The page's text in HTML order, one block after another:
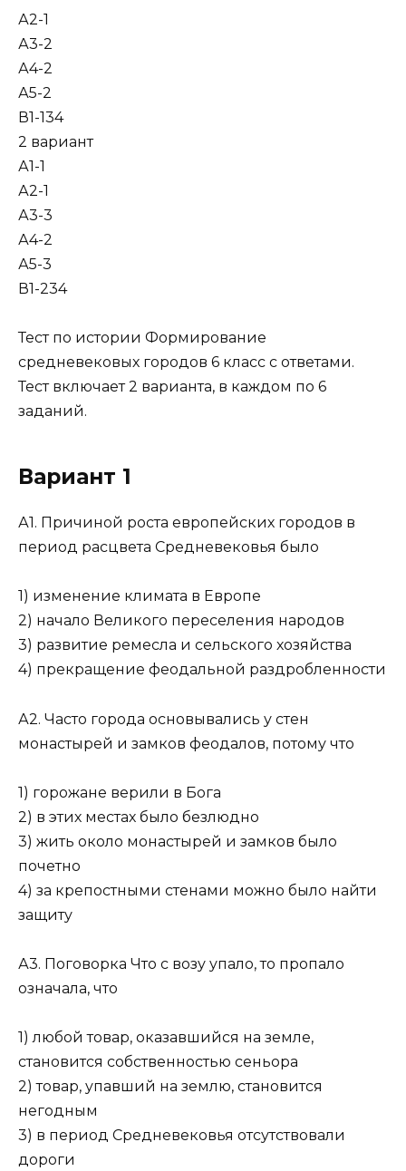
А2-1
А3-2
А4-2
А5-2
В1-134
2 вариант
А1-1
А2-1
А3-3
А4-2
А5-3
В1-234
Тест по истории Формирование
средневековых городов 6 класс с ответами.
Тест включает 2 варианта, в каждом по 6
заданий.
Вариант 1
А1. Причиной роста европейских городов в
период расцвета Средневековья было
1) изменение климата в Европе
2) начало Великого переселения народов
3) развитие ремесла и сельского хозяйства
4) прекращение феодальной раздробленности
А2. Часто города основывались у стен
монастырей и замков феодалов, потому что
1) горожане верили в Бога
2) в этих местах было безлюдно
3) жить около монастырей и замков было
почетно
4) за крепостными стенами можно было найти
защиту
А3. Поговорка Что с возу упало, то пропало
означала, что
1) любой товар, оказавшийся на земле,
становится собственностью сеньора
2) товар, упавший на землю, становится
негодным
3) в период Средневековья отсутствовали
дороги